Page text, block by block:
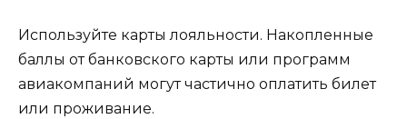
Используйте карты лояльности. Накопленные
баллы от банковского карты или программ
авиакомпаний могут частично оплатить билет
или проживание.